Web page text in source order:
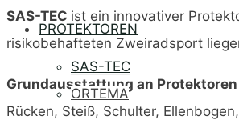
PROTEKTOREN
SAS-TEC
ORTEMA
SAS-TEC ist ein innovativer
risikobehafteten Zweiradsport
Grundausstattung an
Rücken, Steiß, Schulter,